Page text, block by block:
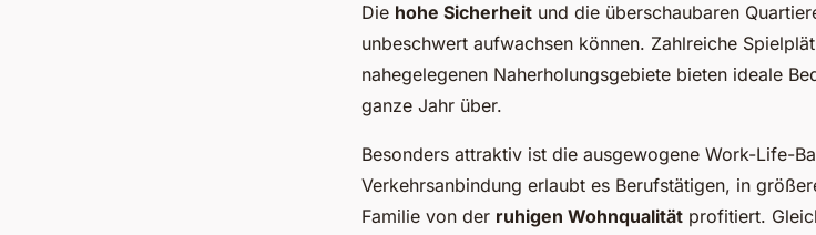
Die hohe Sicherheit und die überschaubaren
unbeschwert aufwachsen können. Zahlreiche
nahegelegenen Naherholungsgebiete bieten ideale
ganze Jahr über.
Besonders attraktiv ist die ausgewogene Work-Life-
Verkehrsanbindung erlaubt es Berufstätigen, in
Familie von der ruhigen Wohnqualität profitiert.